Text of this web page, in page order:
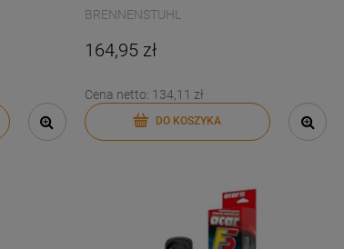
BRENNENSTUHL
164,95 zł
Cena netto: 134,11 zł
DO KOSZYKA